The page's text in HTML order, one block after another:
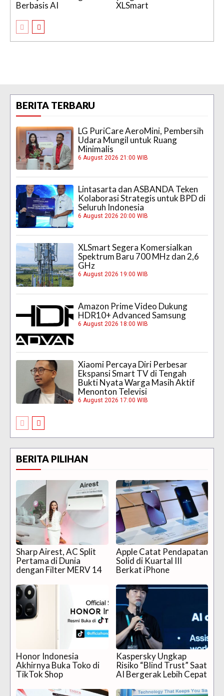
Berbasis AI
XLSmart
BERITA TERBARU
LG PuriCare AeroMini, Pembersih
Udara Mungil untuk Ruang
Minimalis
6 August 2026 21:00 WIB
Lintasarta dan ASBANDA Teken
Kolaborasi Strategis untuk BPD di
Seluruh Indonesia
6 August 2026 20:00 WIB
XLSmart Segera Komersialkan
Spektrum Baru 700 MHz dan 2,6
GHz
6 August 2026 19:00 WIB
Amazon Prime Video Dukung
HDR10+ Advanced Samsung
6 August 2026 18:00 WIB
Xiaomi Percaya Diri Perbesar
Ekspansi Smart TV di Tengah
Bukti Nyata Warga Masih Aktif
Menonton Televisi
6 August 2026 17:00 WIB
BERITA PILIHAN
Sharp Airest, AC Split
Pertama di Dunia
dengan Filter MERV 14
Apple Catat Pendapatan
Solid di Kuartal III
Berkat iPhone
Honor Indonesia
Akhirnya Buka Toko di
TikTok Shop
Kaspersky Ungkap
Risiko “Blind Trust” Saat
AI Bergerak Lebih Cepat